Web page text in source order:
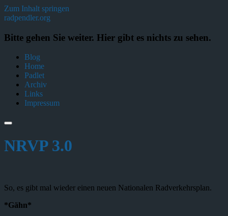
Zum Inhalt springen
radpendler.org
Bitte gehen Sie weiter. Hier gibt es nichts zu sehen.
Blog
Home
Padlet
Archiv
Links
Impressum
NRVP 3.0
So, es gibt mal wieder einen neuen Nationalen Radverkehrsplan.
*Gähn*